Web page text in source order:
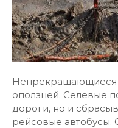
Непрекращающиеся
оползней. Селевые
дороги, но и
рейсовые автобусы.